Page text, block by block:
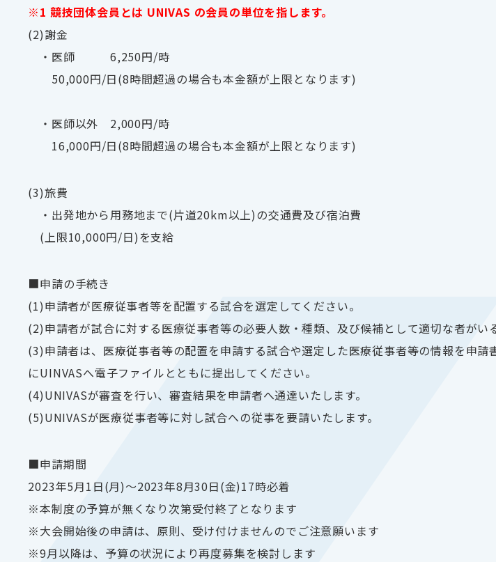
※1 競技団体会員とは UNIVAS の会員の単位を指します。
(2)謝金
・医師 6,250円/時
50,000円/日(8時間超過の場合も本金額が上限となります)
・医師以外 2,000円/時
16,000円/日(8時間超過の場合も本金額が上限となります)
(3)旅費
・出発地から用務地まで(片道20km以上)の交通費及び宿泊費
(上限10,000円/日)を支給
■申請の手続き
(1)申請者が医療従事者等を配置する試合を選定してください。
(2)申請者が試合に対する医療従事者等の必要人数・種類、及び候補として適切な者がい
(3)申請者は、医療従事者等の配置を申請する試合や選定した医療従事者等の情報を申
にUINVASへ電子ファイルとともに提出してください。
(4)UNIVASが審査を行い、審査結果を申請者へ通達いたします。
(5)UNIVASが医療従事者等に対し試合への従事を要請いたします。
■申請期間
2023年5月1日(月)～2023年8月30日(金)17時必着
※本制度の予算が無くなり次第受付終了となります
※大会開始後の申請は、原則、受け付けませんのでご注意願います
※9月以降は、予算の状況により再度募集を検討します